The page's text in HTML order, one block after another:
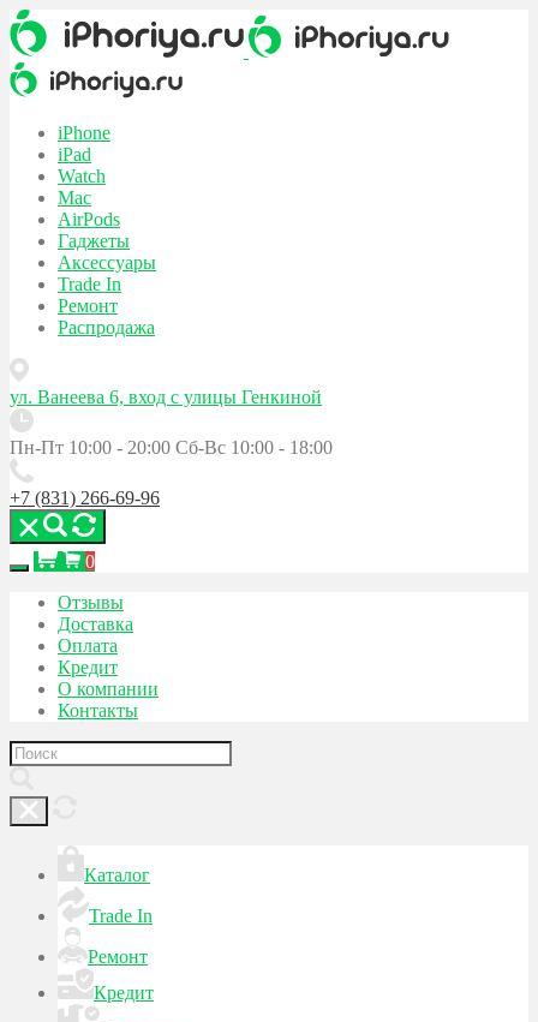
iPhone
iPad
Watch
Mac
AirPods
Гаджеты
Аксессуары
Trade In
Ремонт
Распродажа
ул. Ванеева 6, вход с улицы Генкиной
Пн-Пт 10:00 - 20:00 Сб-Вс 10:00 - 18:00
+7 (831) 266-69-96
0
Отзывы
Доставка
Оплата
Кредит
О компании
Контакты
Каталог
Trade In
Ремонт
Кредит